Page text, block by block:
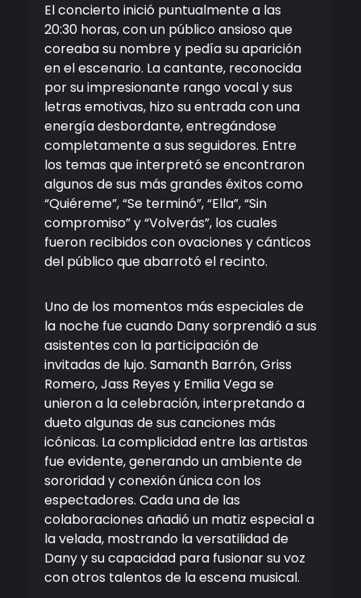
El concierto inició puntualmente a las
20:30 horas, con un público ansioso que
coreaba su nombre y pedía su aparición
en el escenario. La cantante, reconocida
por su impresionante rango vocal y sus
letras emotivas, hizo su entrada con una
energía desbordante, entregándose
completamente a sus seguidores. Entre
los temas que interpretó se encontraron
algunos de sus más grandes éxitos como
“Quiéreme”, “Se terminó”, “Ella”, “Sin
compromiso” y “Volverás”, los cuales
fueron recibidos con ovaciones y cánticos
del público que abarrotó el recinto.
Uno de los momentos más especiales de
la noche fue cuando Dany sorprendió a sus
asistentes con la participación de
invitadas de lujo. Samanth Barrón, Griss
Romero, Jass Reyes y Emilia Vega se
unieron a la celebración, interpretando a
dueto algunas de sus canciones más
icónicas. La complicidad entre las artistas
fue evidente, generando un ambiente de
sororidad y conexión única con los
espectadores. Cada una de las
colaboraciones añadió un matiz especial a
la velada, mostrando la versatilidad de
Dany y su capacidad para fusionar su voz
con otros talentos de la escena musical.